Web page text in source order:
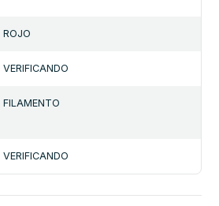
ROJO
VERIFICANDO
FILAMENTO
VERIFICANDO